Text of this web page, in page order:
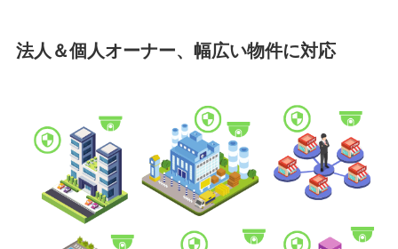
法人＆個人オーナー、幅広い物件に対応